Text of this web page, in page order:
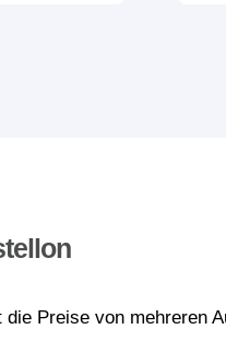
Preise von mehreren